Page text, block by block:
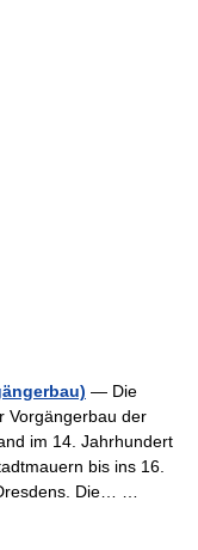
— Die
Vorgängerbau der
im 14. Jahrhundert
bis ins 16.
Die… …